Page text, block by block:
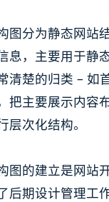
图分为静态网站
息，主要用于静
清楚的归类 – 如
把主要展示内容
次化结构。
图的建立是网站
后期设计管理工